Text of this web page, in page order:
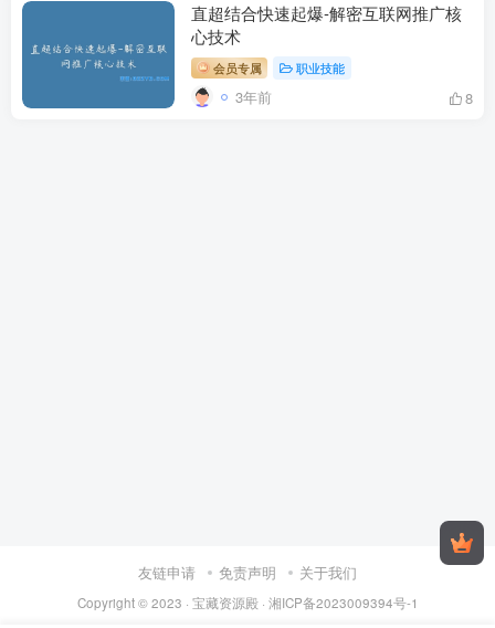
直超结合快速起爆-解密互联网推广核
心技术
会员专属 职业技能
3年前 8
友链申请 免责声明 关于我们
Copyright © 2023 · 宝藏资源殿· 湘ICP备2023009394号-1